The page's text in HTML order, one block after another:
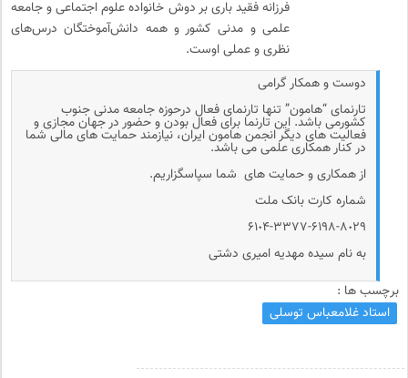
فرزانه فقید باری بر دوش خانواده علوم اجتماعی و جامعه
علمی و مدنی کشور و همه دانش‌آموختگان درس‌های
نظری و عملی اوست.
دوست و همکار گرامی
تارنمای “هامون” تنها تارنمای فعال درحوزه جامعه مدنی جنوب
کشورمی باشد. این تارنما برای فعال بودن و حضور در جهان مجازی و
فعالیت های دیگر انجمن هامون ایران، نیازمند حمایت های مالی شما
در کنار همکاری علمی می باشد.
از همکاری و حمایت های شما سپاسگزاریم.
شماره کارت بانک ملت
۶۱٠۴-۳۳۷۷-۶۱۹۸-۸٠۲۹
به نام سیده مهدیه امیری دشتی
برچسب ها :
استاد غلامعباس توسلی